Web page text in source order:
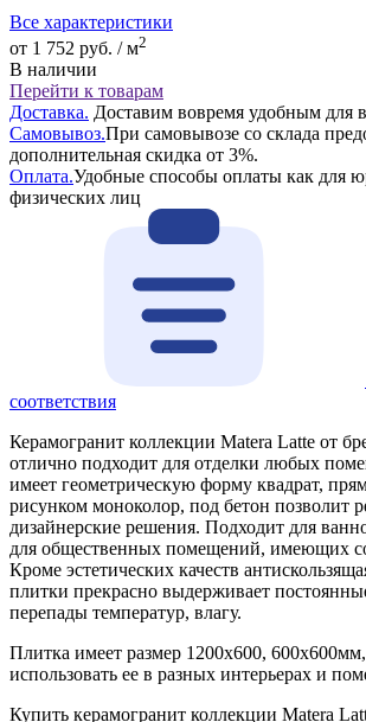
Все характеристики
от 1 752 руб. / м2
В наличии
Перейти к товарам
Доставка. Доставим вовремя удобным для
Самовывоз.При самовывозе со склада
дополнительная скидка от 3%.
Оплата.Удобные способы оплаты как для
физических лиц
соответствия
Керамогранит коллекции Matera Latte от
отлично подходит для отделки любых
имеет геометрическую форму квадрат,
рисунком моноколор, под бетон позволит
дизайнерские решения. Подходит для
для общественных помещений, имеющих
Кроме эстетических качеств
плитки прекрасно выдерживает
перепады температур, влагу.
Плитка имеет размер 1200х600, 600х600мм,
использовать ее в разных интерьерах и
Купить керамогранит коллекции Matera